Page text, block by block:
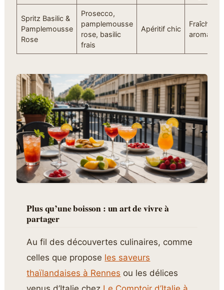
Spritz Basilic &
Pamplemousse
Rose
Prosecco,
pamplemousse
rose, basilic
frais
Apéritif chic
Fraîcheur
Plus qu’une boisson : un art de vivre à
partager
Au fil des découvertes culinaires, comme
celles que propose les saveurs
thaïlandaises à Rennes ou les délices